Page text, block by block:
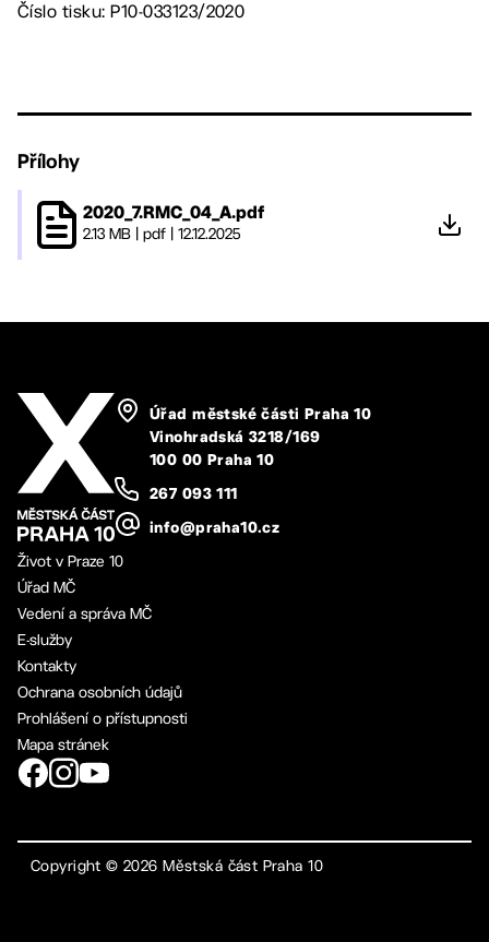
Číslo tisku: P10-033123/2020
Přílohy
2020_7.RMC_04_A.pdf
2.13 MB pdf 12.12.2025
Úřad městské části Praha 10
Vinohradská 3218/169
100 00 Praha 10
267 093 111
info@praha10.cz
Život v Praze 10
Úřad MČ
Vedení a správa MČ
E-služby
Kontakty
Ochrana osobních údajů
Prohlášení o přístupnosti
Mapa stránek
Copyright ©2026 Městská část Praha 10